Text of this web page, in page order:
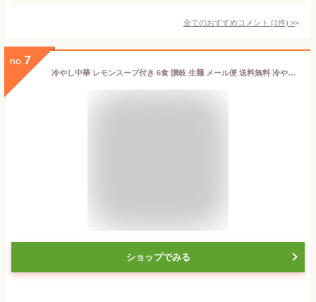
全てのおすすめコメント (1件) >
no. 7
冷やし中華 レモンスープ付き 6食 讃岐 生麺 メール便 送料無料 冷やし麺 冷麺 ご当地 ラーメン 手土産 常温保存OK 非常食にも おすすめ 日持ち 旨さには 訳あり 常温 1000円ポッキリ ポイント消化 [産直]
ショップでみる